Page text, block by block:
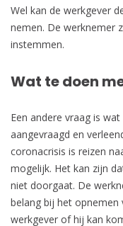
Wel kan de werkgever
nemen. De werknemer
instemmen.
Wat te doen
Een andere vraag is
aangevraagd en
coronacrisis is reizen
mogelijk. Het kan zijn
niet doorgaat. De
belang bij het opnemen
werkgever of hij kan